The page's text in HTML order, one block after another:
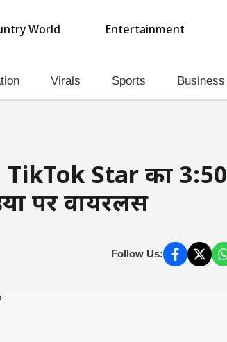
World Entertainment
Virals Sports Business
Star का 3:50
पर वायरलस
Follow Us: